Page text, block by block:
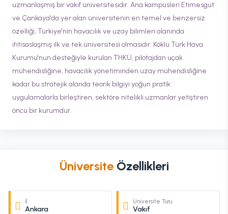
uzmanlaşmış bir vakıf üniversitesidir. Ana kampüsleri Etimesgut
ve Çankaya'da yer alan üniversitenin en temel ve benzersiz
özelliği, Türkiye'nin havacılık ve uzay bilimleri alanında
ihtisaslaşmış ilk ve tek üniversitesi olmasıdır. Köklü Türk Hava
Kurumu'nun desteğiyle kurulan THKÜ, pilotajdan uçak
mühendisliğine, havacılık yönetiminden uzay mühendisliğine
kadar bu stratejik alanda teorik bilgiyi yoğun pratik
uygulamalarla birleştiren, sektöre nitelikli uzmanlar yetiştiren
öncü bir kurumdur.
Üniversite Özellikleri
İl
Ankara
Üniversite Türü
Vakıf